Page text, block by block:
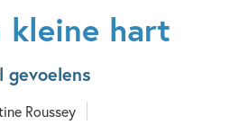
kleine hart
gevoelens
Roussey